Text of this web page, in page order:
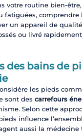
votre routine bien-
fatiguées, comprendre
un appareil de
ou livré
des bains de
les pieds
sont des carrefours
Selon cette
influence
aussi la médecine